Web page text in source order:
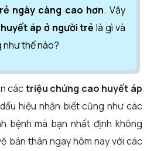
ngày càng cao hơn. Vậy
áp ở người trẻ là gì và
như thế nào?
cáctriệu chứng cao huyết áp
hiệu nhận biết cũng như các
bệnh mà bạn nhất định không
bản thân ngay hôm nay với các